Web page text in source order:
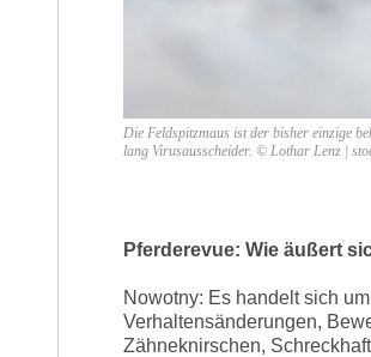
Die Feldspitzmaus ist der bisher einzige
lang Virusausscheider. © Lothar Lenz |
Pferderevue: Wie äußert
Nowotny: Es handelt sich
Verhaltensänderungen,
Zähneknirschen,